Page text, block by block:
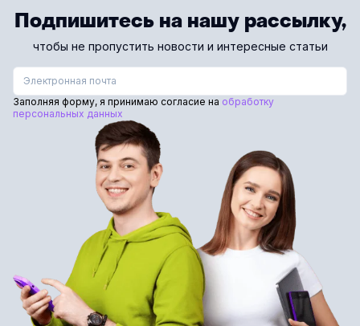
Подпишитесь на нашу рассылку,
чтобы не пропустить новости и интересные статьи
Заполняя форму, я принимаю согласие на обработку
персональных данных